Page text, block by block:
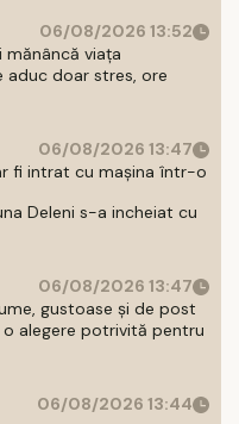
06/08/2026 13:52
mănâncă viața
aduc doar stres, ore
06/08/2026 13:47
fi intrat cu mașina într-o
Deleni s-a incheiat cu
06/08/2026 13:47
gustoase și de post
alegere potrivită pentru
06/08/2026 13:44